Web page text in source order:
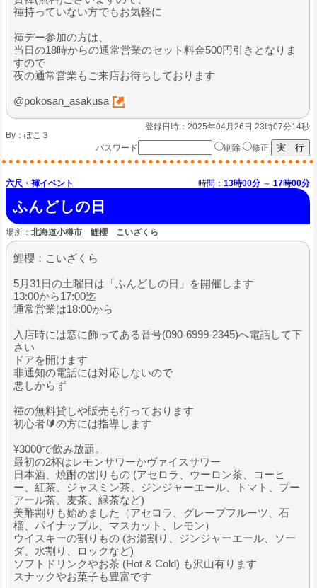
褌持っていない方でもお気軽に
褌デー参加の方は、
当日の18時からの通常営業のセット料金500円引きとなりま
すので
夜の通常営業もご来店お待ちしております
@pokosan_asakusa
登録日時：2025年04月26日 23時07分14秒
By： ぽこ３
パスワード
削除 修正
六尺・褌イベント 時間： 13時00分 ～ 17時00分
ふんどしの日
場所： 北海道小樽市 鯉櫻 こいざくら
鯉櫻：こいざくら
5月31日の土曜日は「ふんどしの日」を開催します
13:00から17:00迄
通常営業は18:00から
入店時には窓に飾ってある番号(090-6999-2345)へ電話して下
さい
ドアを開けます
非通知の電話には対応しないので
悪しからず
褌の無料貸しや販売も行っております
初心者🔰の方には指導します
¥3000で飲み放題。
最初の2杯はレモンサワーかヴァイスサワー
日本酒、焼酎の割りもの (アセロラ、ウーロン茶、コーヒ
ー、紅茶、ジャスミン茶、ジンジャーエール、トマト、プー
アール茶、麦茶、緑茶など)
美酢割りも始めました（アセロラ、グレープフルーツ、石
榴、パイナップル、マスカット、レモン）
ウイスキーの割りもの (お湯割り、ジンジャーエール、ソー
ダ、水割り、ロックなど)
ソフトドリンクやお茶 (Hot & Cold) も沢山有ります
スナックやお菓子も豊富です